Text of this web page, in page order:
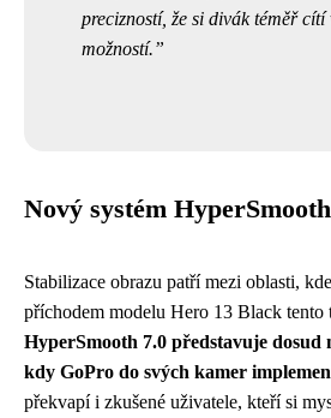
precizností, že si divák téměř
možností.
Nový systém
Stabilizace obrazu patří mezi oblasti,
příchodem modelu Hero 13 Black
HyperSmooth 7.0 představuje
kdy GoPro do svých kamer
překvapí i zkušené uživatele, kteří si